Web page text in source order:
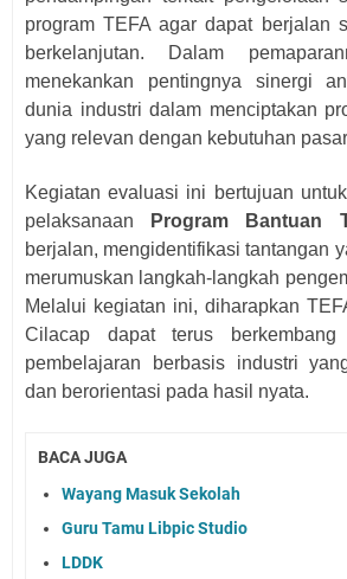
program TEFA agar dapat berjalan
berkelanjutan. Dalam
menekankan pentingnya sinergi
dunia industri dalam menciptakan
yang relevan dengan kebutuhan
Kegiatan evaluasi ini bertujuan
pelaksanaan
Program Bantuan
berjalan, mengidentifikasi tantangan
merumuskan langkah-langkah
Melalui kegiatan ini, diharapkan
Cilacap dapat terus berkembang
pembelajaran berbasis industri
dan berorientasi pada hasil nyata.
BACA JUGA
Wayang Masuk Sekolah
Guru Tamu Libpic Studio
LDDK